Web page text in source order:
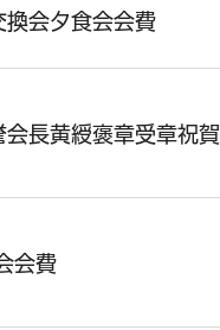
換会夕食会会費
長黄綬褒章受章祝
会費